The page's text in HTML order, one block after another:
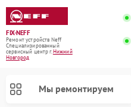
FIX-NEFF
Ремонт устройств Neff
Специализированный
cервисный центр г.Нижний
Новгород
Мы ремонтируем